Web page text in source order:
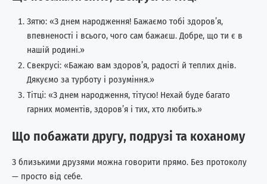
Зятю: «З днем народження! Бажаємо тобі здоров’я,
впевненості і всього, чого сам бажаєш. Добре, що ти є в
нашій родині.»
Свекрусі: «Бажаю вам здоров’я, радості й теплих днів.
Дякуємо за турботу і розуміння.»
Тітці: «З днем народження, тітусю! Нехай буде багато
гарних моментів, здоров’я і тих, хто любить.»
Що побажати другу, подрузі та коханому
З близькими друзями можна говорити прямо. Без протоколу
— просто від себе.